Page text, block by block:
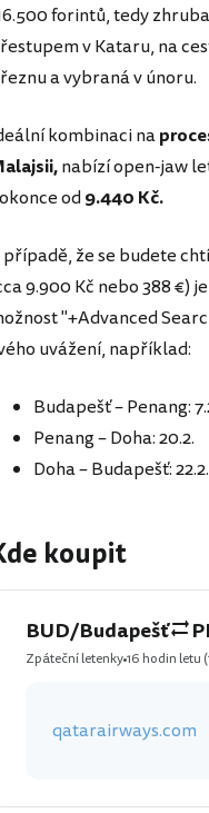
forintů, tedy
v Kataru, na
a vybraná v únoru.
kombinaci na
nabízí open-jaw
od9.440 Kč.
případě, že se budete
9.900 Kč nebo 388 €)
"+Advanced
uvážení, například:
Budapešť – Penang:
Penang – Doha: 20.2.
Doha – Budapešť: 22.2.
koupit
BUD/Budapešť
Zpáteční letenky16 hodin letu
qatarairways.com